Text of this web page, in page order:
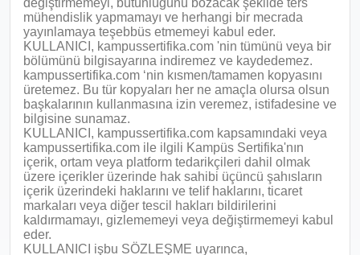
değiştirmemeyi, bütünlüğünü bozacak şekilde ters
mühendislik yapmamayı ve herhangi bir mecrada
yayınlamaya teşebbüs etmemeyi kabul eder.
KULLANICI, kampussertifika.com 'nin tümünü veya bir
bölümünü bilgisayarına indiremez ve kaydedemez.
kampussertifika.com ‘nin kısmen/tamamen kopyasını
üretemez. Bu tür kopyaları her ne amaçla olursa olsun
başkalarının kullanmasına izin veremez, istifadesine ve
bilgisine sunamaz.
KULLANICI, kampussertifika.com kapsamındaki veya
kampussertifika.com ile ilgili Kampüs Sertifika'nın
içerik, ortam veya platform tedarikçileri dahil olmak
üzere içerikler üzerinde hak sahibi üçüncü şahısların
içerik üzerindeki haklarını ve telif haklarını, ticaret
markaları veya diğer tescil hakları bildirilerini
kaldırmamayı, gizlememeyi veya değiştirmemeyi kabul
eder.
KULLANICI işbu SÖZLEŞME uyarınca,